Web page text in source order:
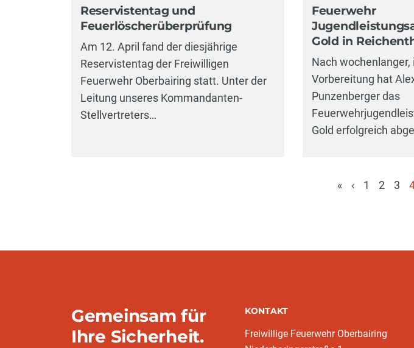
Reservistentag und
Feuerlöscherüberprüfung
Am 12. April fand der diesjährige
Reservistentag der Freiwilligen
Feuerwehr Oberbairing statt. Unter der
Leitung unseres Kommandanten-
Stellvertreters…
Feuerwehr
Gold in
Nach
Vorbereitung hat
Punzenberger das
Gold erfolgreich
« ‹ 1 2 3
Gemeinsam für
Ihre Sicherheit.
KONTAKT
Freiwillige Feuerwehr Oberbairing